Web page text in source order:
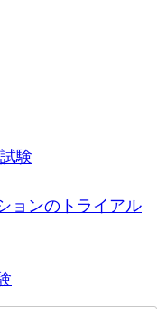
験
ョンのトライアル